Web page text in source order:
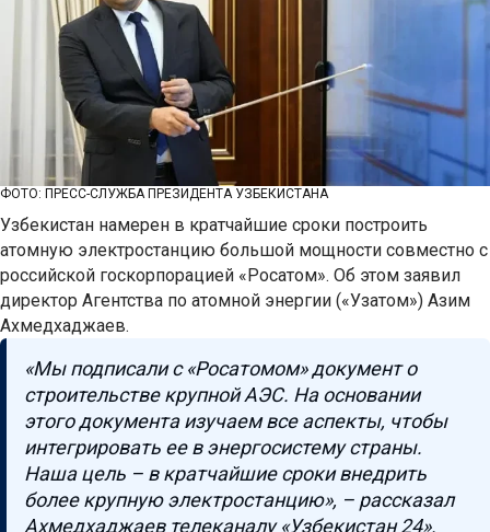
ФОТО: ПРЕСС-СЛУЖБА ПРЕЗИДЕНТА УЗБЕКИСТАНА
Узбекистан намерен в кратчайшие сроки построить
атомную электростанцию большой мощности совместно с
российской госкорпорацией «Росатом». Об этом заявил
директор Агентства по атомной энергии («Узатом») Азим
Ахмедхаджаев.
«Мы подписали с «Росатомом» документ о
строительстве крупной АЭС. На основании
этого документа изучаем все аспекты, чтобы
интегрировать ее в энергосистему страны.
Наша цель – в кратчайшие сроки внедрить
более крупную электростанцию», – рассказал
Ахмедхаджаев телеканалу «Узбекистан 24».